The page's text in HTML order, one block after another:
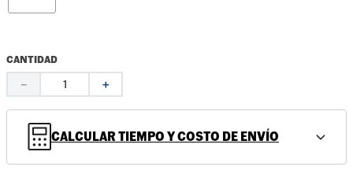
CANTIDAD
＋
－
CALCULAR TIEMPO Y COSTO DE ENVÍO